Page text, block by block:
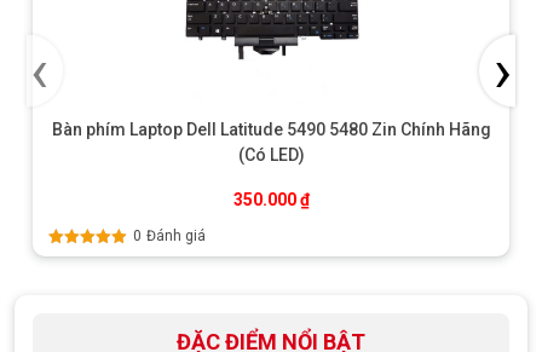
Bàn phím Laptop Dell Latitude 5490 5480 Zin Chính Hãng
(Có LED)
350.000₫
Được xếp
0 Đánh giá
‹ ›
ĐẶC ĐIỂM NỔI BẬT